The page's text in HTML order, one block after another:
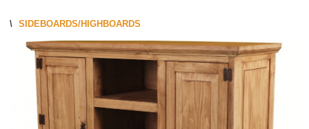
\ SIDEBOARDS/HIGHBOARDS